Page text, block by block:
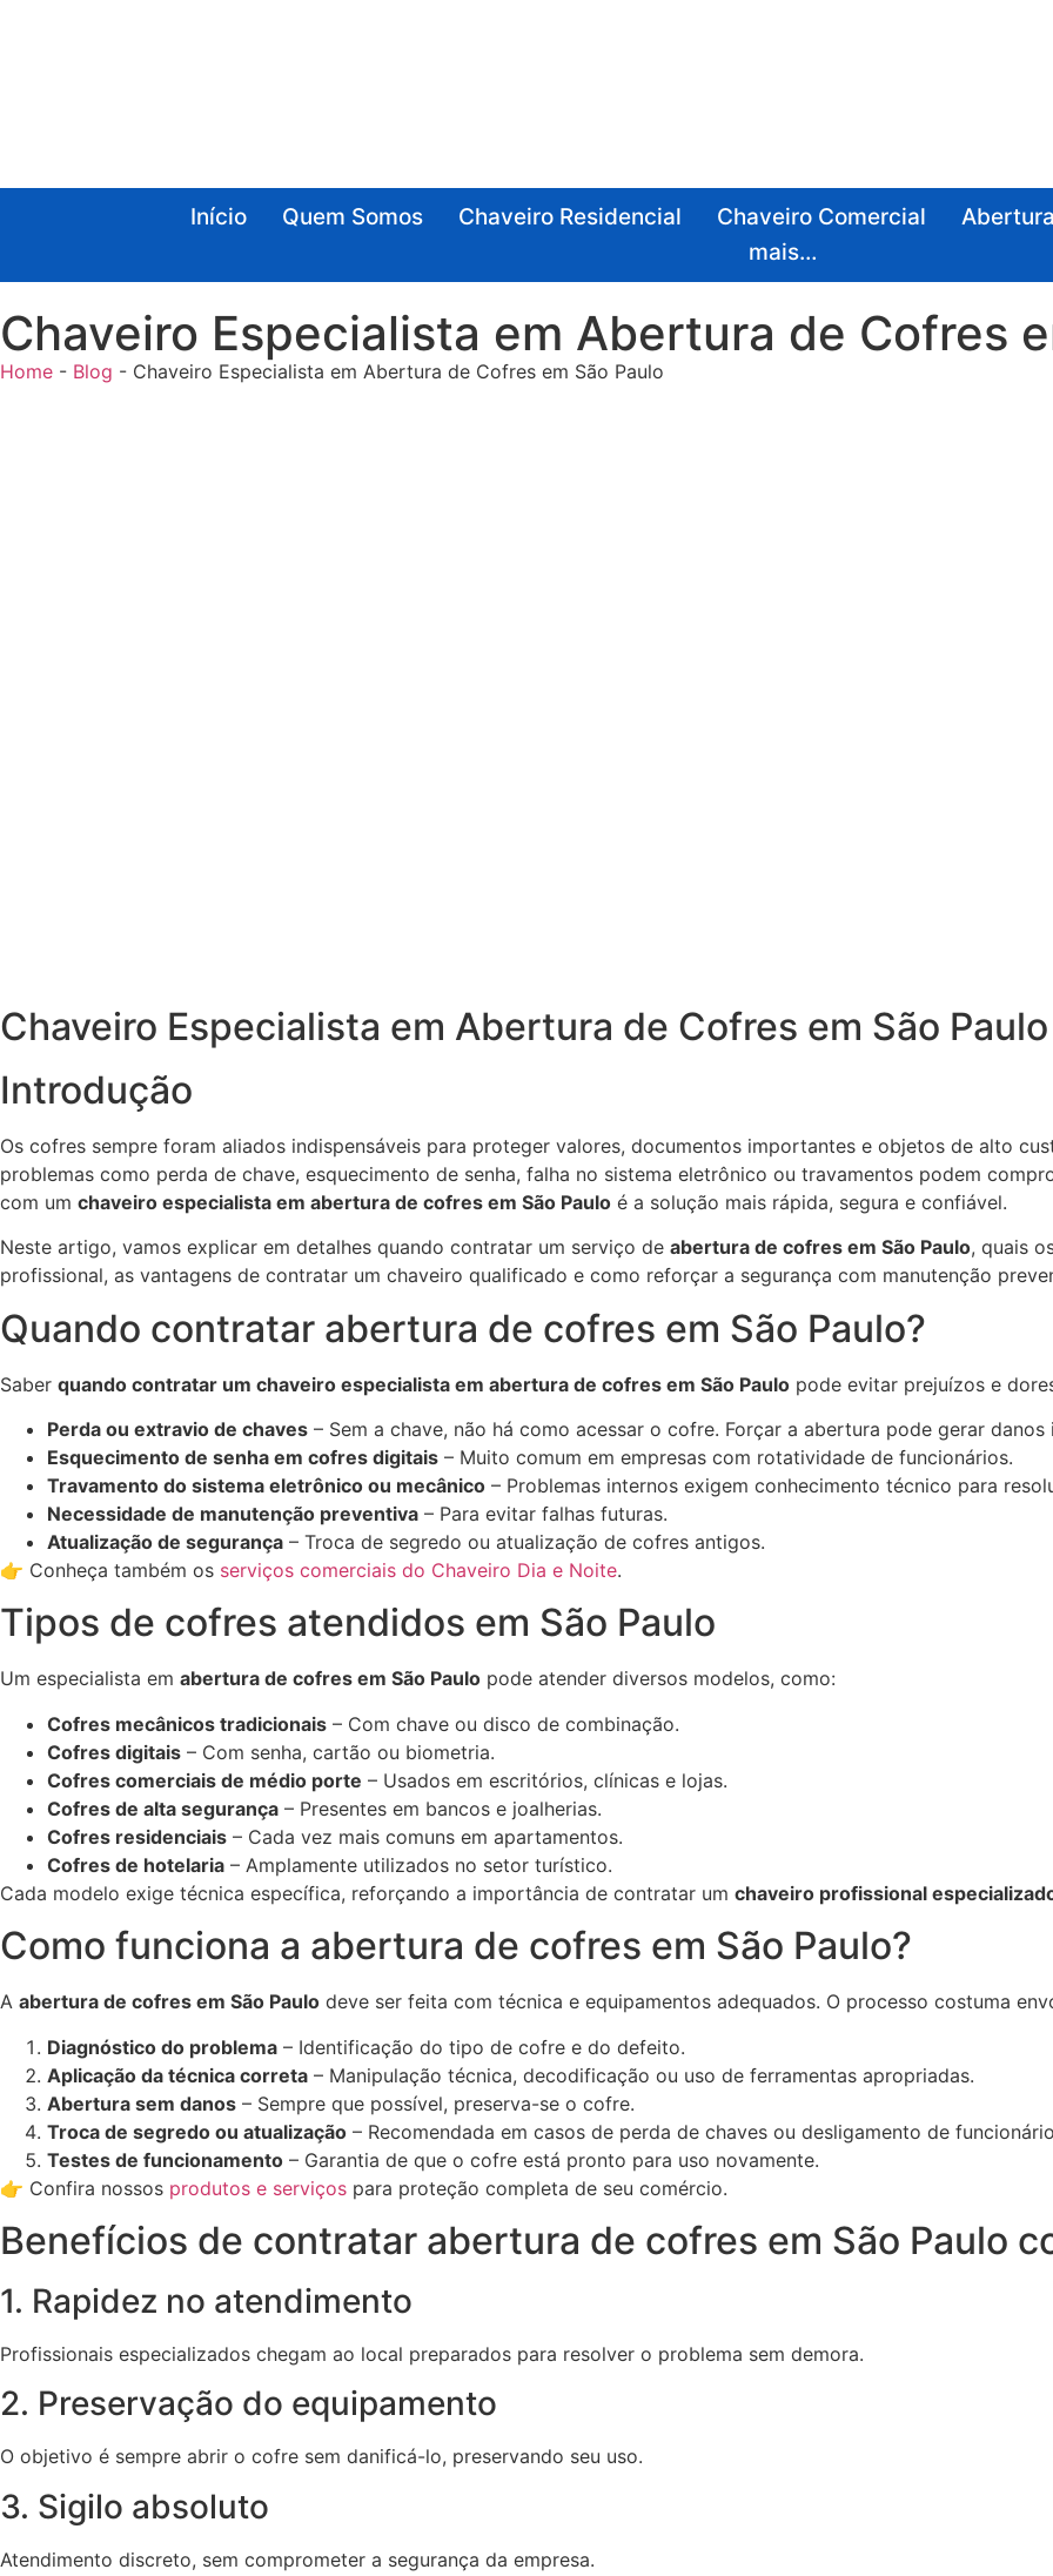
Início Quem Somos Chaveiro Residencial Chaveiro Comercial
mais…
Chaveiro Especialista em Abertura de Cofres
Home - Blog - Chaveiro Especialista em Abertura de Cofres em São Paulo
Chaveiro Especialista em Abertura de Cofres em São Paulo
Introdução
Os cofres sempre foram aliados indispensáveis para proteger valores, documentos importantes e objetos de alto
problemas como perda de chave, esquecimento de senha, falha no sistema eletrônico ou travamentos podem
com um chaveiro especialista em abertura de cofres em São Paulo é a solução mais rápida, segura e confiável.
Neste artigo, vamos explicar em detalhes quando contratar um serviço de abertura de cofres em São Paulo, quais
profissional, as vantagens de contratar um chaveiro qualificado e como reforçar a segurança com manutenção
Quando contratar abertura de cofres em São Paulo?
Saber quando contratar um chaveiro especialista em abertura de cofres em São Paulo pode evitar prejuízos e
Perda ou extravio de chaves – Sem a chave, não há como acessar o cofre. Forçar a abertura pode gerar danos
Esquecimento de senha em cofres digitais – Muito comum em empresas com rotatividade de funcionários.
Travamento do sistema eletrônico ou mecânico – Problemas internos exigem conhecimento técnico para
Necessidade de manutenção preventiva – Para evitar falhas futuras.
Atualização de segurança – Troca de segredo ou atualização de cofres antigos.
👉 Conheça também os serviços comerciais do Chaveiro Dia e Noite.
Tipos de cofres atendidos em São Paulo
Um especialista em abertura de cofres em São Paulo pode atender diversos modelos, como:
Cofres mecânicos tradicionais – Com chave ou disco de combinação.
Cofres digitais – Com senha, cartão ou biometria.
Cofres comerciais de médio porte – Usados em escritórios, clínicas e lojas.
Cofres de alta segurança – Presentes em bancos e joalherias.
Cofres residenciais – Cada vez mais comuns em apartamentos.
Cofres de hotelaria – Amplamente utilizados no setor turístico.
Cada modelo exige técnica específica, reforçando a importância de contratar um chaveiro profissional
Como funciona a abertura de cofres em São Paulo?
A abertura de cofres em São Paulo deve ser feita com técnica e equipamentos adequados. O processo costuma
Diagnóstico do problema – Identificação do tipo de cofre e do defeito.
Aplicação da técnica correta – Manipulação técnica, decodificação ou uso de ferramentas apropriadas.
Abertura sem danos – Sempre que possível, preserva-se o cofre.
Troca de segredo ou atualização – Recomendada em casos de perda de chaves ou desligamento de
Testes de funcionamento – Garantia de que o cofre está pronto para uso novamente.
👉 Confira nossos produtos e serviços para proteção completa de seu comércio.
Benefícios de contratar abertura de cofres em São Paulo
1. Rapidez no atendimento
Profissionais especializados chegam ao local preparados para resolver o problema sem demora.
2. Preservação do equipamento
O objetivo é sempre abrir o cofre sem danificá-lo, preservando seu uso.
3. Sigilo absoluto
Atendimento discreto, sem comprometer a segurança da empresa.